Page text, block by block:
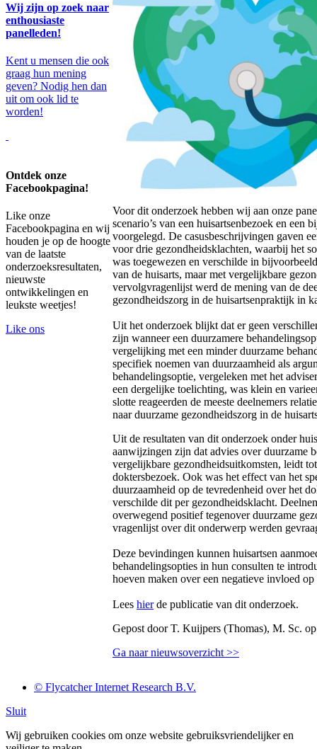
Wij zijn op zoek naar
enthousiaste
panelleden!
Kent u mensen die ook
graag hun mening
geven? Nodig hen dan
uit om ook lid te
worden!
Ontdek onze
Facebookpagina!
Like onze
Facebookpagina en wij
houden je op de hoogte
van de laatste
onderzoeksresultaten,
nieuwste
ontwikkelingen en
leukste weetjes!
Like ons
Voor dit onderzoek hebben wij aan onze
scenario’s van een huisartsenbezoek en een
voorgelegd. De casusbeschrijvingen gaven
voor drie gezondheidsklachten, waarbij het
was toegewezen en verschilde in
van de huisarts, maar met vergelijkbare
vervolgvragenlijst werd de mening van de
gezondheidszorg in de huisartsenpraktijk in
Uit het onderzoek blijkt dat er geen
zijn wanneer een duurzamere
vergelijking met een minder duurzame
specifiek noemen van duurzaamheid als
behandelingsoptie, vergeleken met het
een dergelijke toelichting, was klein en
slotte reageerden de meeste deelnemers
naar duurzame gezondheidszorg in de
Uit de resultaten van dit onderzoek onder
aanwijzingen zijn dat advies over duurzame
vergelijkbare gezondheidsuitkomsten, leidt
doktersbezoek. Ook was het effect van het
duurzaamheid op de tevredenheid over het
verschilde dit per gezondheidsklacht.
overwegend positief tegenover duurzame
vragenlijst over dit onderwerp werden
Deze bevindingen kunnen huisartsen
behandelingsopties in hun consulten te
hoeven maken over een negatieve invloed
Lees hierde publicatie van dit onderzoek.
Gepost door T. Kuijpers (Thomas), M. Sc.
Ga naar nieuwsoverzicht >>
© Flycatcher Internet Research B.V.
Sluit
Wij gebruiken cookies om onze website gebruiksvriendelijker en